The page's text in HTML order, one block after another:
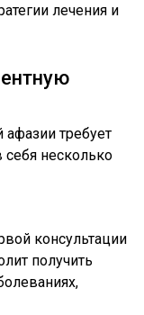
лечения и
требует
несколько
консультации
получить